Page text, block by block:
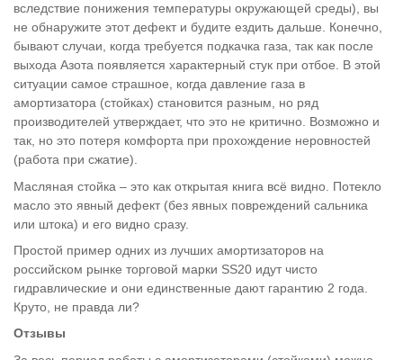
вследствие понижения температуры окружающей среды), вы
не обнаружите этот дефект и будите ездить дальше. Конечно,
бывают случаи, когда требуется подкачка газа, так как после
выхода Азота появляется характерный стук при отбое. В этой
ситуации самое страшное, когда давление газа в
амортизатора (стойках) становится разным, но ряд
производителей утверждает, что это не критично. Возможно и
так, но это потеря комфорта при прохождение неровностей
(работа при сжатие).
Масляная стойка – это как открытая книга всё видно. Потекло
масло это явный дефект (без явных повреждений сальника
или штока) и его видно сразу.
Простой пример одних из лучших амортизаторов на
российском рынке торговой марки SS20 идут чисто
гидравлические и они единственные дают гарантию 2 года.
Круто, не правда ли?
Отзывы